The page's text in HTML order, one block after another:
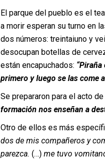
El parque del pueblo es el
a morir esperan su turno en
dos números: treintaiuno y
desocupan botellas de
están encapuchados:
primero y luego se las come
Se prepararon para el acto
formación nos enseñan a
Otro de ellos es más
dos de mis compañeros y
parezca. (…) me tuvo